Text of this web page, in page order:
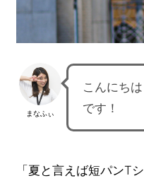
まなふぃ
こんにち
です！
「夏と言えば短パンT